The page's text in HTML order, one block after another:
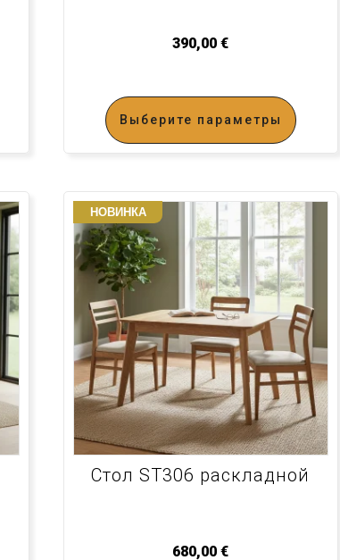
390,00€
Выберите параметры
НОВИНКА
Стол ST306 раскладной
680,00€